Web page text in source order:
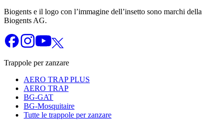
Biogents e il logo con l’immagine dell’insetto sono marchi della
Biogents AG.
Trappole per zanzare
AERO TRAP PLUS
AERO TRAP
BG-GAT
BG-Mosquitaire
Tutte le trappole per zanzare